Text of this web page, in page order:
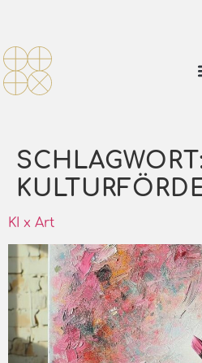
KI x Art